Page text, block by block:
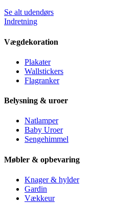
Se alt udendørs
Indretning
Vægdekoration
Plakater
Wallstickers
Flagranker
Belysning & uroer
Natlamper
Baby Uroer
Sengehimmel
Møbler & opbevaring
Knager & hylder
Gardin
Vækkeur